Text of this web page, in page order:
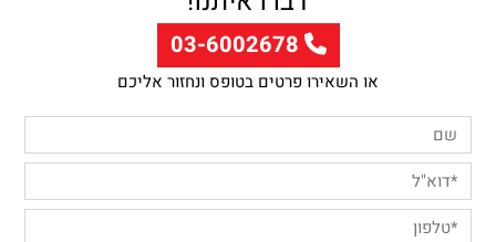
03-6002678
או השאירו פרטים בטופס ונחזור אליכם